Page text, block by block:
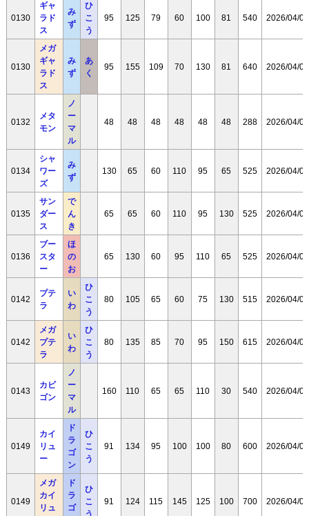
0130
ギャ
ラド
ス
み
ず
ひ
こ
う
95 125 79 60 100 81 540 2026/04/08
0130
メガ
ギャ
ラド
ス
み
ず
あ
く
95 155 109 70 130 81 640 2026/04/08
0132
メタ
モン
ノ
ー
マ
ル
48 48 48 48 48 48 288 2026/04/08
0134
シャ
ワー
ズ
み
ず
130 65 60 110 95 65 525 2026/04/08
0135
サン
ダー
ス
で
ん
き
65 65 60 110 95 130 525 2026/04/08
0136
ブー
スタ
ー
ほ
の
お
65 130 60 95 110 65 525 2026/04/08
0142
プテ
ラ
い
わ
ひ
こ
う
80 105 65 60 75 130 515 2026/04/08
0142
メガ
プテ
ラ
い
わ
ひ
こ
う
80 135 85 70 95 150 615 2026/04/08
0143
カビ
ゴン
ノ
ー
マ
ル
160 110 65 65 110 30 540 2026/04/08
0149
カイ
リュ
ー
ド
ラ
ゴ
ン
ひ
こ
う
91 134 95 100 100 80 600 2026/04/08
0149
メガ
カイ
リュ
ド
ラ
ゴ
ひ
こ
う
91 124 115 145 125 100 700 2026/04/08